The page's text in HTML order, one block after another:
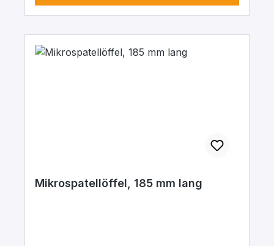
Mikrospatellöffel, 185 mm lang